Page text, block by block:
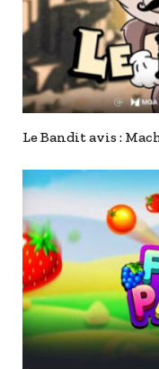
Le Bandit avis :